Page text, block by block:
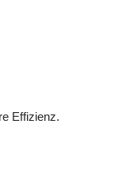
Effizienz.